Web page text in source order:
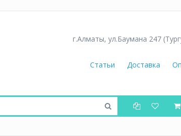
г.Алматы, ул.Баумана 247
Статьи Доставка